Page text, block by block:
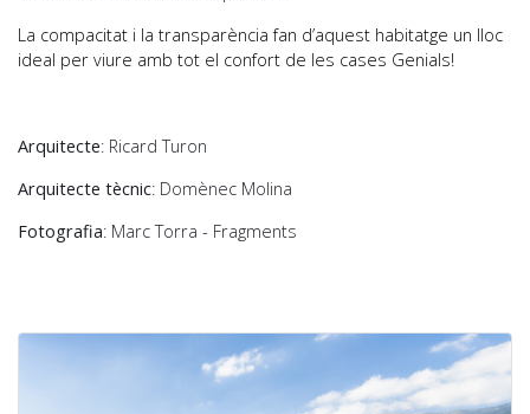
La compacitat i la transparència fan d’aquest habitatge un lloc
ideal per viure amb tot el confort de les cases Genials!
Arquitecte: Ricard Turon
Arquitecte tècnic: Domènec Molina
Fotografia: Marc Torra - Fragments